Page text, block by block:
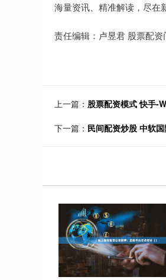
海量资讯、精准解读，尽在
责任编辑：卢昱君 股票配资
上一篇： 股票配资模式 快手-
下一篇： 民间配资炒股 中软